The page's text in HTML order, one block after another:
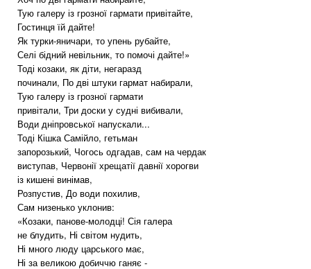
Тую галеру із грозної гармати привітайте,
Гостинця їй дайте!
Як турки-яничари, то упень рубайте,
Селі бідний невільник, то помочі дайте!»
Тоді козаки, як діти, негаразд
починали, По дві штуки гармат набирали,
Тую галеру із грозної гармати
привітали, Три доски у судні вибивали,
Води дніпровської напускали...
Тоді Кішка Самійло, гетьман
запорозький, Чогось одгадав, сам на чердак
виступав, Червонії хрещатії давнії хорогви
із кишені винімав,
Розпустив, До води похилив,
Сам низенько уклонив:
«Козаки, панове-молодці! Сія галера
не блудить, Ні світом нудить,
Ні много люду царського має,
Ні за великою добиччю ганяє -